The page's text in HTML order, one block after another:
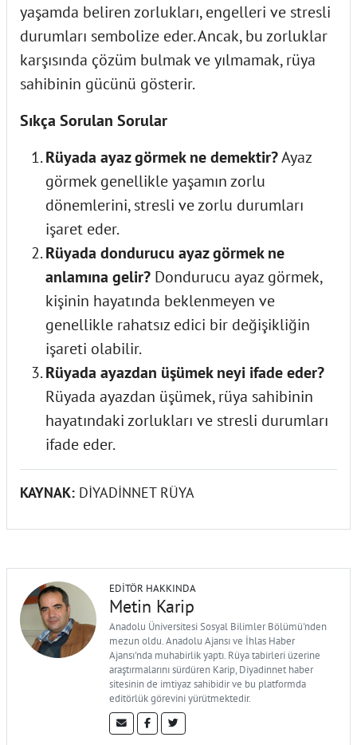
yaşamda beliren zorlukları, engelleri ve stresli
durumları sembolize eder. Ancak, bu zorluklar
karşısında çözüm bulmak ve yılmamak, rüya
sahibinin gücünü gösterir.
Sıkça Sorulan Sorular
Rüyada ayaz görmek ne demektir?Ayaz
görmek genellikle yaşamın zorlu
dönemlerini, stresli ve zorlu durumları
işaret eder.
Rüyada dondurucu ayaz görmek ne
anlamına gelir? Dondurucu ayaz görmek,
kişinin hayatında beklenmeyen ve
genellikle rahatsız edici bir değişikliğin
işareti olabilir.
Rüyada ayazdan üşümek neyi ifade eder?
Rüyada ayazdan üşümek, rüya sahibinin
hayatındaki zorlukları ve stresli durumları
ifade eder.
KAYNAK: DİYADİNNET RÜYA
EDITÖR HAKKINDA
Metin Karip
Anadolu Üniversitesi Sosyal Bilimler Bölümü'nden
mezun oldu. Anadolu Ajansı ve İhlas Haber
Ajansı'nda muhabirlik yaptı. Rüya tabirleri üzerine
araştırmalarını sürdüren Karip, Diyadinnet haber
sitesinin de imtiyaz sahibidir ve bu platformda
editörlük görevini yürütmektedir.